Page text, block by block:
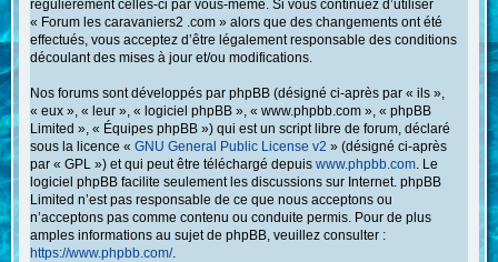
régulièrement celles-ci par vous-même. Si vous continuez d’utiliser
« Forum les caravaniers2 .com » alors que des changements ont été
effectués, vous acceptez d’être légalement responsable des conditions
découlant des mises à jour et/ou modifications.
Nos forums sont développés par phpBB (désigné ci-après par « ils »,
« eux », « leur », « logiciel phpBB », « www.phpbb.com », « phpBB
Limited », « Équipes phpBB ») qui est un script libre de forum, déclaré
sous la licence «GNU General Public License v2 » (désigné ci-après
par « GPL ») et qui peut être téléchargé depuiswww.phpbb.com. Le
logiciel phpBB facilite seulement les discussions sur Internet. phpBB
Limited n’est pas responsable de ce que nous acceptons ou
n’acceptons pas comme contenu ou conduite permis. Pour de plus
amples informations au sujet de phpBB, veuillez consulter :
https://www.phpbb.com/.